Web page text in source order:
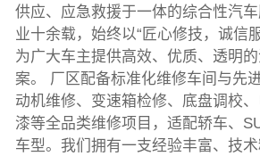
供应、应急救援于一体的综合性汽
业十余载，始终以“匠心修技，诚信
为广大车主提供高效、优质、透明
案。 厂区配备标准化维修车间与先
动机维修、变速箱检修、底盘调校
漆等全品类维修项目，适配轿车、
车型。我们拥有一支经验丰富、技术